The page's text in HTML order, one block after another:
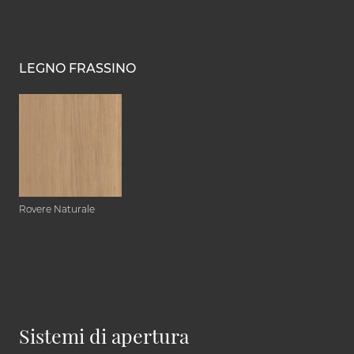
LEGNO FRASSINO
Rovere Naturale
Sistemi di apertura